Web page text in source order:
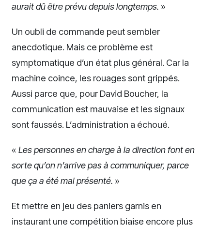
aurait dû être prévu depuis longtemps. »
Un oubli de commande peut sembler
anecdotique. Mais ce problème est
symptomatique d’un état plus général. Car la
machine coince, les rouages sont grippés.
Aussi parce que, pour David Boucher, la
communication est mauvaise et les signaux
sont faussés. L’administration a échoué.
« Les personnes en charge à la direction font en
sorte qu’on n’arrive pas à communiquer, parce
que ça a été mal présenté. »
Et mettre en jeu des paniers garnis en
instaurant une compétition biaise encore plus